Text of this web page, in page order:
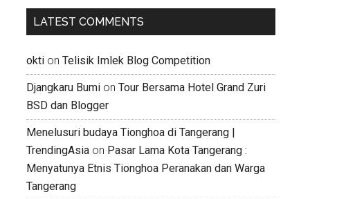
LATEST COMMENTS
okti on Telisik Imlek Blog Competition
Djangkaru Bumi on Tour Bersama Hotel Grand Zuri
BSD dan Blogger
Menelusuri budaya Tionghoa di Tangerang |
TrendingAsia on Pasar Lama Kota Tangerang :
Menyatunya Etnis Tionghoa Peranakan dan Warga
Tangerang